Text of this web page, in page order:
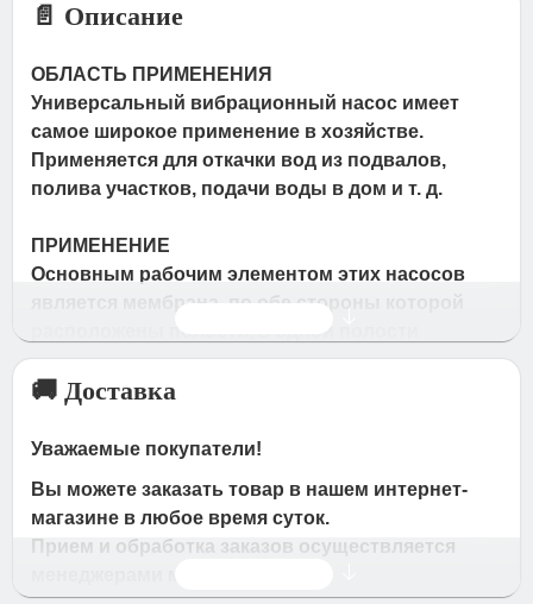
📄 Описание
ОБЛАСТЬ ПРИМЕНЕНИЯ
Универсальный вибрационный насос имеет
самое широкое применение в хозяйстве.
Применяется для откачки вод из подвалов,
полива участков, подачи воды в дом и т. д.
ПРИМЕНЕНИЕ
Основным рабочим элементом этих насосов
является мембрана, по обе стороны которой
находиться перекачиваемая жидкость (вода), а в
другой — вибратор, который периодически
В зависимости от ее изгиба рабочий объем
при этом соответственно уменьшается или
увеличивается давление. Вначале создается
разрежение, открывается впускной клапан, и
🚚 Доставка
Уважаемые покупатели!
Вы можете заказать товар в нашем интернет-
магазине в любое время суток.
Прием и обработка заказов осуществляется